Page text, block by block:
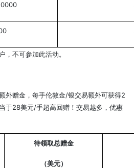
，不可参加此活动。
外赠金，每手伦敦金/银交易额外可获得2
于28美元/手超高回赠！交易越多，优惠
待领取总赠金
（美元）